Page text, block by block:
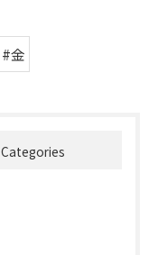
#金
Categories